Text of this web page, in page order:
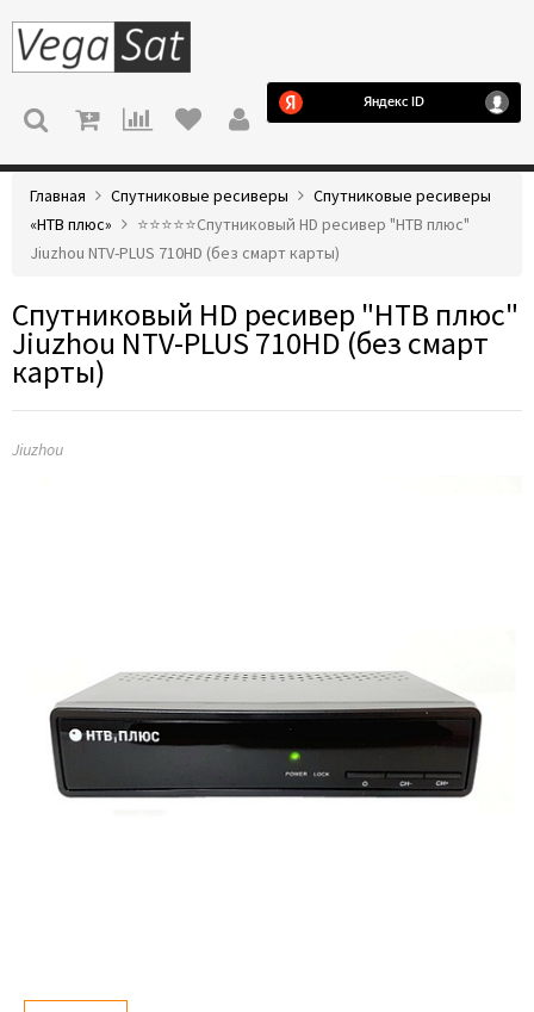
МЕНЮ
Главная Спутниковые ресиверы
Спутниковые ресиверы
«НТВ плюс»
⭐️⭐️⭐️⭐️⭐️Спутниковый HD ресивер "НТВ плюс"
Jiuzhou NTV-PLUS 710HD (без смарт карты)
Спутниковый HD ресивер "НТВ плюс"
Jiuzhou NTV-PLUS 710HD (без смарт
карты)
Jiuzhou